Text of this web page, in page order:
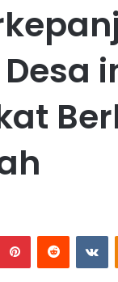
PinterestReddit